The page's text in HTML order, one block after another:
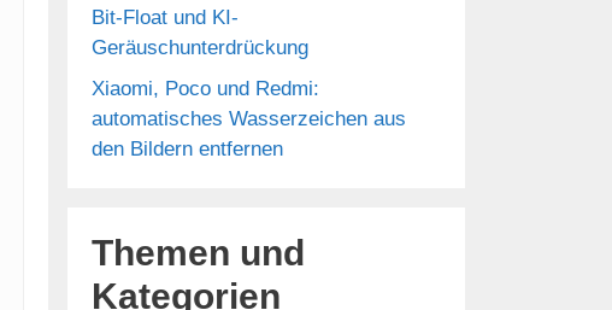
Bit-Float und KI-
Geräuschunterdrückung
Xiaomi, Poco und Redmi:
automatisches Wasserzeichen aus
den Bildern entfernen
Themen und
Kategorien